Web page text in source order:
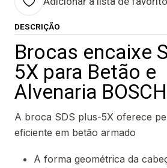
DESCRIÇÃO
Brocas encaixe
5X para Betão e
Alvenaria BOSCH
A broca SDS plus-5X oferece
eficiente em betão armado
A forma geométrica da